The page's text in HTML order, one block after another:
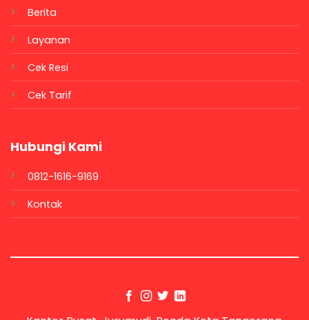
Berita
Layanan
Cek Resi
Cek Tarif
Hubungi Kami
0812-1616-9169
Kontak